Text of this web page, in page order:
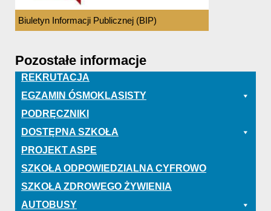
Biuletyn Informacji Publicznej (BIP)
Pozostałe informacje
REKRUTACJA
EGZAMIN ÓSMOKLASISTY
PODRĘCZNIKI
DOSTĘPNA SZKOŁA
PROJEKT ASPE
SZKOŁA ODPOWIEDZIALNA CYFROWO
SZKOŁA ZDROWEGO ŻYWIENIA
AUTOBUSY